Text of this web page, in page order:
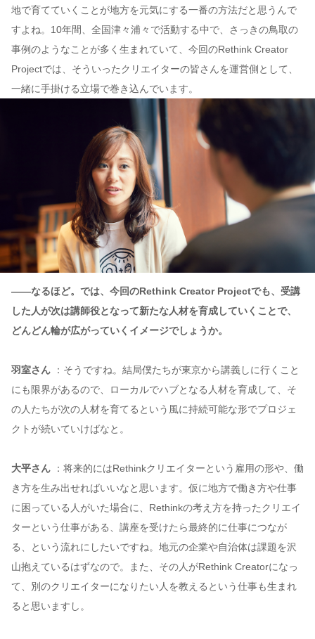
地で育てていくことが地方を元気にする一番の方法だと思うんで
すよね。10年間、全国津々浦々で活動する中で、さっきの鳥取の
事例のようなことが多く生まれていて、今回のRethink Creator
Projectでは、そういったクリエイターの皆さんを運営側として、
一緒に手掛ける立場で巻き込んでいます。
——なるほど。では、今回のRethink Creator Projectでも、受講
した人が次は講師役となって新たな人材を育成していくことで、
どんどん輪が広がっていくイメージでしょうか。
羽室さん
：そうですね。結局僕たちが東京から講義しに行くこと
にも限界があるので、ローカルでハブとなる人材を育成して、そ
の人たちが次の人材を育てるという風に持続可能な形でプロジェ
クトが続いていけばなと。
大平さん
：将来的にはRethinkクリエイターという雇用の形や、働
き方を生み出せればいいなと思います。仮に地方で働き方や仕事
に困っている人がいた場合に、Rethinkの考え方を持ったクリエイ
ターという仕事がある、講座を受けたら最終的に仕事につなが
る、という流れにしたいですね。地元の企業や自治体は課題を沢
山抱えているはずなので。また、その人がRethink Creatorになっ
て、別のクリエイターになりたい人を教えるという仕事も生まれ
ると思いますし。